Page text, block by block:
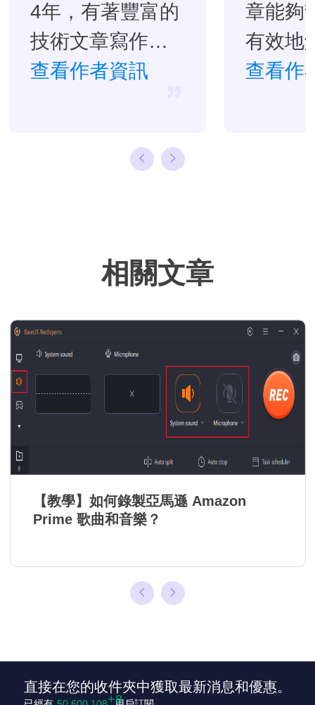
4年，有著豐富的
技術文章寫作經
驗。目前，寫過
理或備份還原相
查看作者資訊
章能夠
有效地
題。…
查看作
相關文章
【教學】如何錄製亞馬遜 Amazon
Prime 歌曲和音樂？
直接在您的收件夾中獲取最新消息和優惠。